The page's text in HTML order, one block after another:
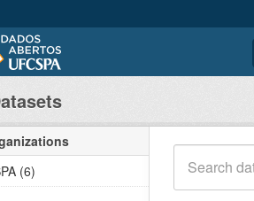
(6)